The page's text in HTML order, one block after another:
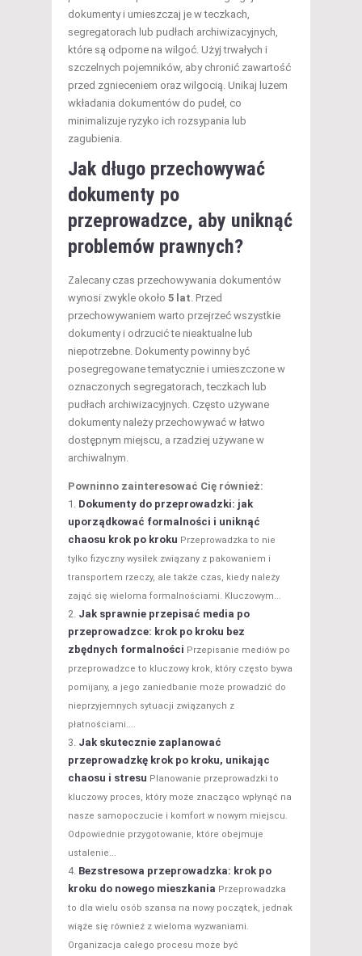
dokumenty i umieszczaj je w teczkach,
segregatorach lub pudłach archiwizacyjnych,
które są odporne na wilgoć. Użyj trwałych i
szczelnych pojemników, aby chronić zawartość
przed zgnieceniem oraz wilgocią. Unikaj luzem
wkładania dokumentów do pudeł, co
minimalizuje ryzyko ich rozsypania lub
zagubienia.
Jak długo przechowywać
dokumenty po
przeprowadzce, aby uniknąć
problemów prawnych?
Zalecany czas przechowywania dokumentów
wynosi zwykle około 5 lat. Przed
przechowywaniem warto przejrzeć wszystkie
dokumenty i odrzucić te nieaktualne lub
niepotrzebne. Dokumenty powinny być
posegregowane tematycznie i umieszczone w
oznaczonych segregatorach, teczkach lub
pudłach archiwizacyjnych. Często używane
dokumenty należy przechowywać w łatwo
dostępnym miejscu, a rzadziej używane w
archiwalnym.
Powninno zainteresować Cię również:
Dokumenty do przeprowadzki: jak
uporządkować formalności i uniknąć
chaosu krok po kroku Przeprowadzka to nie
tylko fizyczny wysiłek związany z pakowaniem i
transportem rzeczy, ale także czas, kiedy należy
zająć się wieloma formalnościami. Kluczowym...
Jak sprawnie przepisać media po
przeprowadzce: krok po kroku bez
zbędnych formalności Przepisanie mediów po
przeprowadzce to kluczowy krok, który często bywa
pomijany, a jego zaniedbanie może prowadzić do
nieprzyjemnych sytuacji związanych z
płatnościami....
Jak skutecznie zaplanować
przeprowadzkę krok po kroku, unikając
chaosu i stresu Planowanie przeprowadzki to
kluczowy proces, który może znacząco wpłynąć na
nasze samopoczucie i komfort w nowym miejscu.
Odpowiednie przygotowanie, które obejmuje
ustalenie...
Bezstresowa przeprowadzka: krok po
kroku do nowego mieszkania Przeprowadzka
to dla wielu osób szansa na nowy początek, jednak
wiąże się również z wieloma wyzwaniami.
Organizacja całego procesu może być